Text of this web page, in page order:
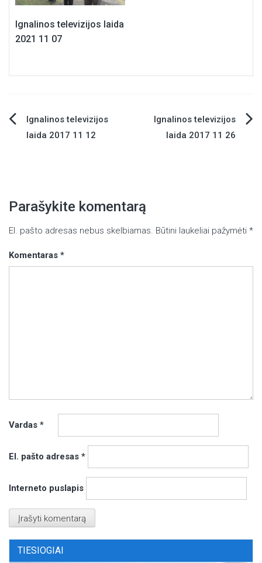
Ignalinos televizijos laida
2021 11 07
Navigacija
Ignalinos televizijos
laida 2017 11 12
Ignalinos televizijos
laida 2017 11 26
Parašykite komentarą
El. pašto adresas nebus skelbiamas. Būtini laukeliai pažymėti *
Komentaras *
Vardas *
El. pašto adresas *
Interneto puslapis
TIESIOGIAI